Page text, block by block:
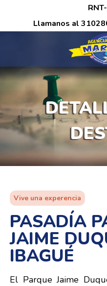
Llamanos al
Vive una experencia
PASADÍA
JAIME
IBAGUÉ
El Parque Jaime